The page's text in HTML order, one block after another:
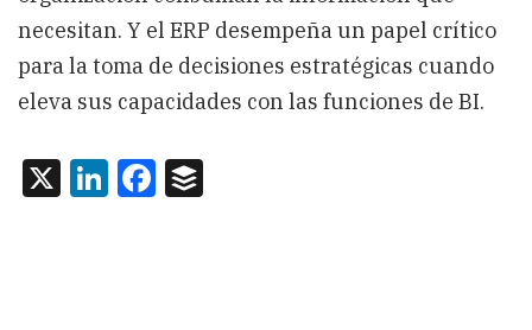
necesitan. Y el ERP desempeña un papel crítico
para la toma de decisiones estratégicas cuando
eleva sus capacidades con las funciones de BI.
X LinkedIn
Facebook